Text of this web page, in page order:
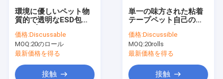
ESDの管
プラスチックのリール
ESDのプラスチック皿
環境に優しいペット物
質的で透明なESD包装
価格:Discussable
MOQ:20のロール
最新価格を得る
接触
単一の味方された粘着
テープペット自己の棒
価格:Discussible
MOQ:20rolls
最新価格を得る
接触